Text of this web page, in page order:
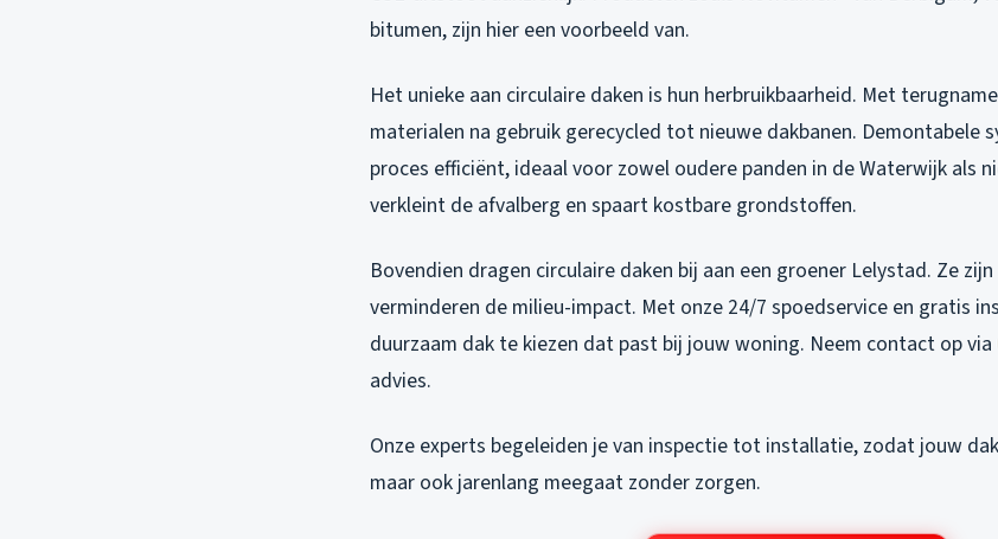
bitumen, zijn hier een voorbeeld van.
Het unieke aan circulaire daken is hun herbruikbaarheid. Met
materialen na gebruik gerecycled tot nieuwe dakbanen. Demontabele
proces efficiënt, ideaal voor zowel oudere panden in de Waterwijk als
verkleint de afvalberg en spaart kostbare grondstoffen.
Bovendien dragen circulaire daken bij aan een groener Lelystad. Ze
verminderen de milieu-impact. Met onze 24/7 spoedservice en gratis
duurzaam dak te kiezen dat past bij jouw woning. Neem contact op via
advies.
Onze experts begeleiden je van inspectie tot installatie, zodat jouw
maar ook jarenlang meegaat zonder zorgen.